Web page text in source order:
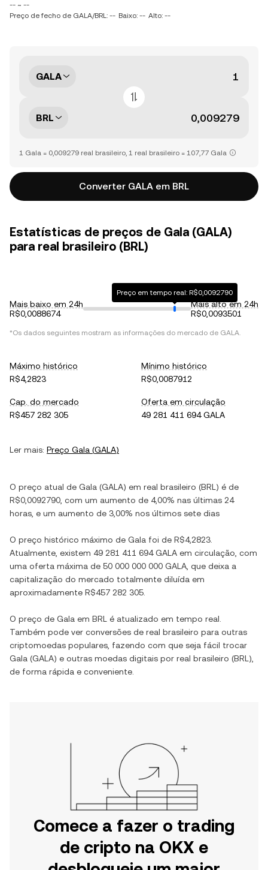
-- ~ --
Preço de fecho de GALA/BRL: -- Baixo: -- Alto: --
GALA
BRL
1 Gala = 0,009279 real brasileiro, 1 real brasileiro = 107,77 Gala
Converter GALA em BRL
Estatísticas de preços de Gala (GALA)
para real brasileiro (BRL)
Mais baixo em 24h
R$0,0088674
Preço em tempo real: R$0,0092790
Mais alto em 24h
R$0,0093501
*Os dados seguintes mostram as informações do mercado de GALA.
Máximo histórico
R$4,2823
Mínimo histórico
R$0,0087912
Cap. do mercado
R$457 282 305
Oferta em circulação
49 281 411 694 GALA
Ler mais: Preço Gala (GALA)
O preço atual de Gala (GALA) em real brasileiro (BRL ) é de
R$0,0092790 , com um aumento de 4,00% nas últimas 24
horas, e um aumento de 3,00% nos últimos sete dias
O preço histórico máximo de Gala foi de R$4,2823
Atualmente, existem 49 281 411 694 GALA em circulação, com
uma oferta máxima de 50 000 000 000 GALA , que deixa a
capitalização do mercado totalmente diluída em
aproximadamente R$457 282 305
O preço de Gala em BRL é atualizado em tempo real.
Também pode ver conversões de real brasileiro para outras
criptomoedas populares, fazendo com que seja fácil trocar
Gala (GALA) e outras moedas digitais por real brasileiro (BRL ),
de forma rápida e conveniente.
Comece a fazer o trading
de cripto na OKX e